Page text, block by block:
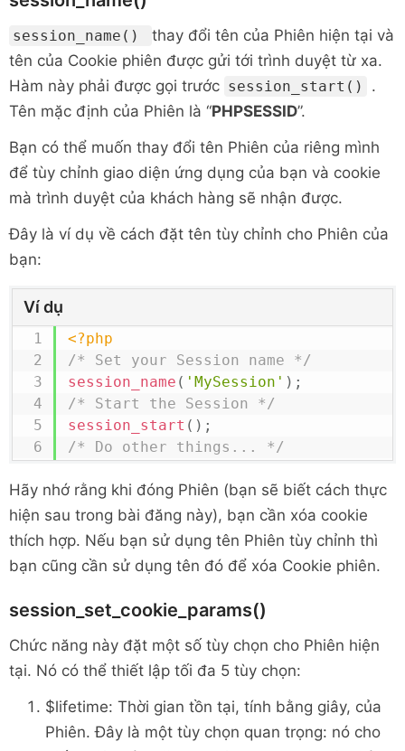
session_name()
thay đổi tên của Phiên hiện tại và
tên của Cookie phiên được gửi tới trình duyệt từ xa.
Hàm này phải được gọi trước session_start()
.
Tên mặc định của Phiên là “PHPSESSID”.
Bạn có thể muốn thay đổi tên Phiên của riêng mình
để tùy chỉnh giao diện ứng dụng của bạn và cookie
mà trình duyệt của khách hàng sẽ nhận được.
Đây là ví dụ về cách đặt tên tùy chỉnh cho Phiên của
bạn:
Ví dụ
<?php
/* Set your Session name */
session_name ( 'MySession' ) ;
/* Start the Session */
session_start ( ) ;
/* Do other things... */
Hãy nhớ rằng khi đóng Phiên (bạn sẽ biết cách thực
hiện sau trong bài đăng này), bạn cần xóa cookie
thích hợp. Nếu bạn sử dụng tên Phiên tùy chỉnh thì
bạn cũng cần sử dụng tên đó để xóa Cookie phiên.
session_set_cookie_params()
Chức năng này đặt một số tùy chọn cho Phiên hiện
tại. Nó có thể thiết lập tối đa 5 tùy chọn:
$lifetime: Thời gian tồn tại, tính bằng giây, của
Phiên. Đây là một tùy chọn quan trọng: nó cho